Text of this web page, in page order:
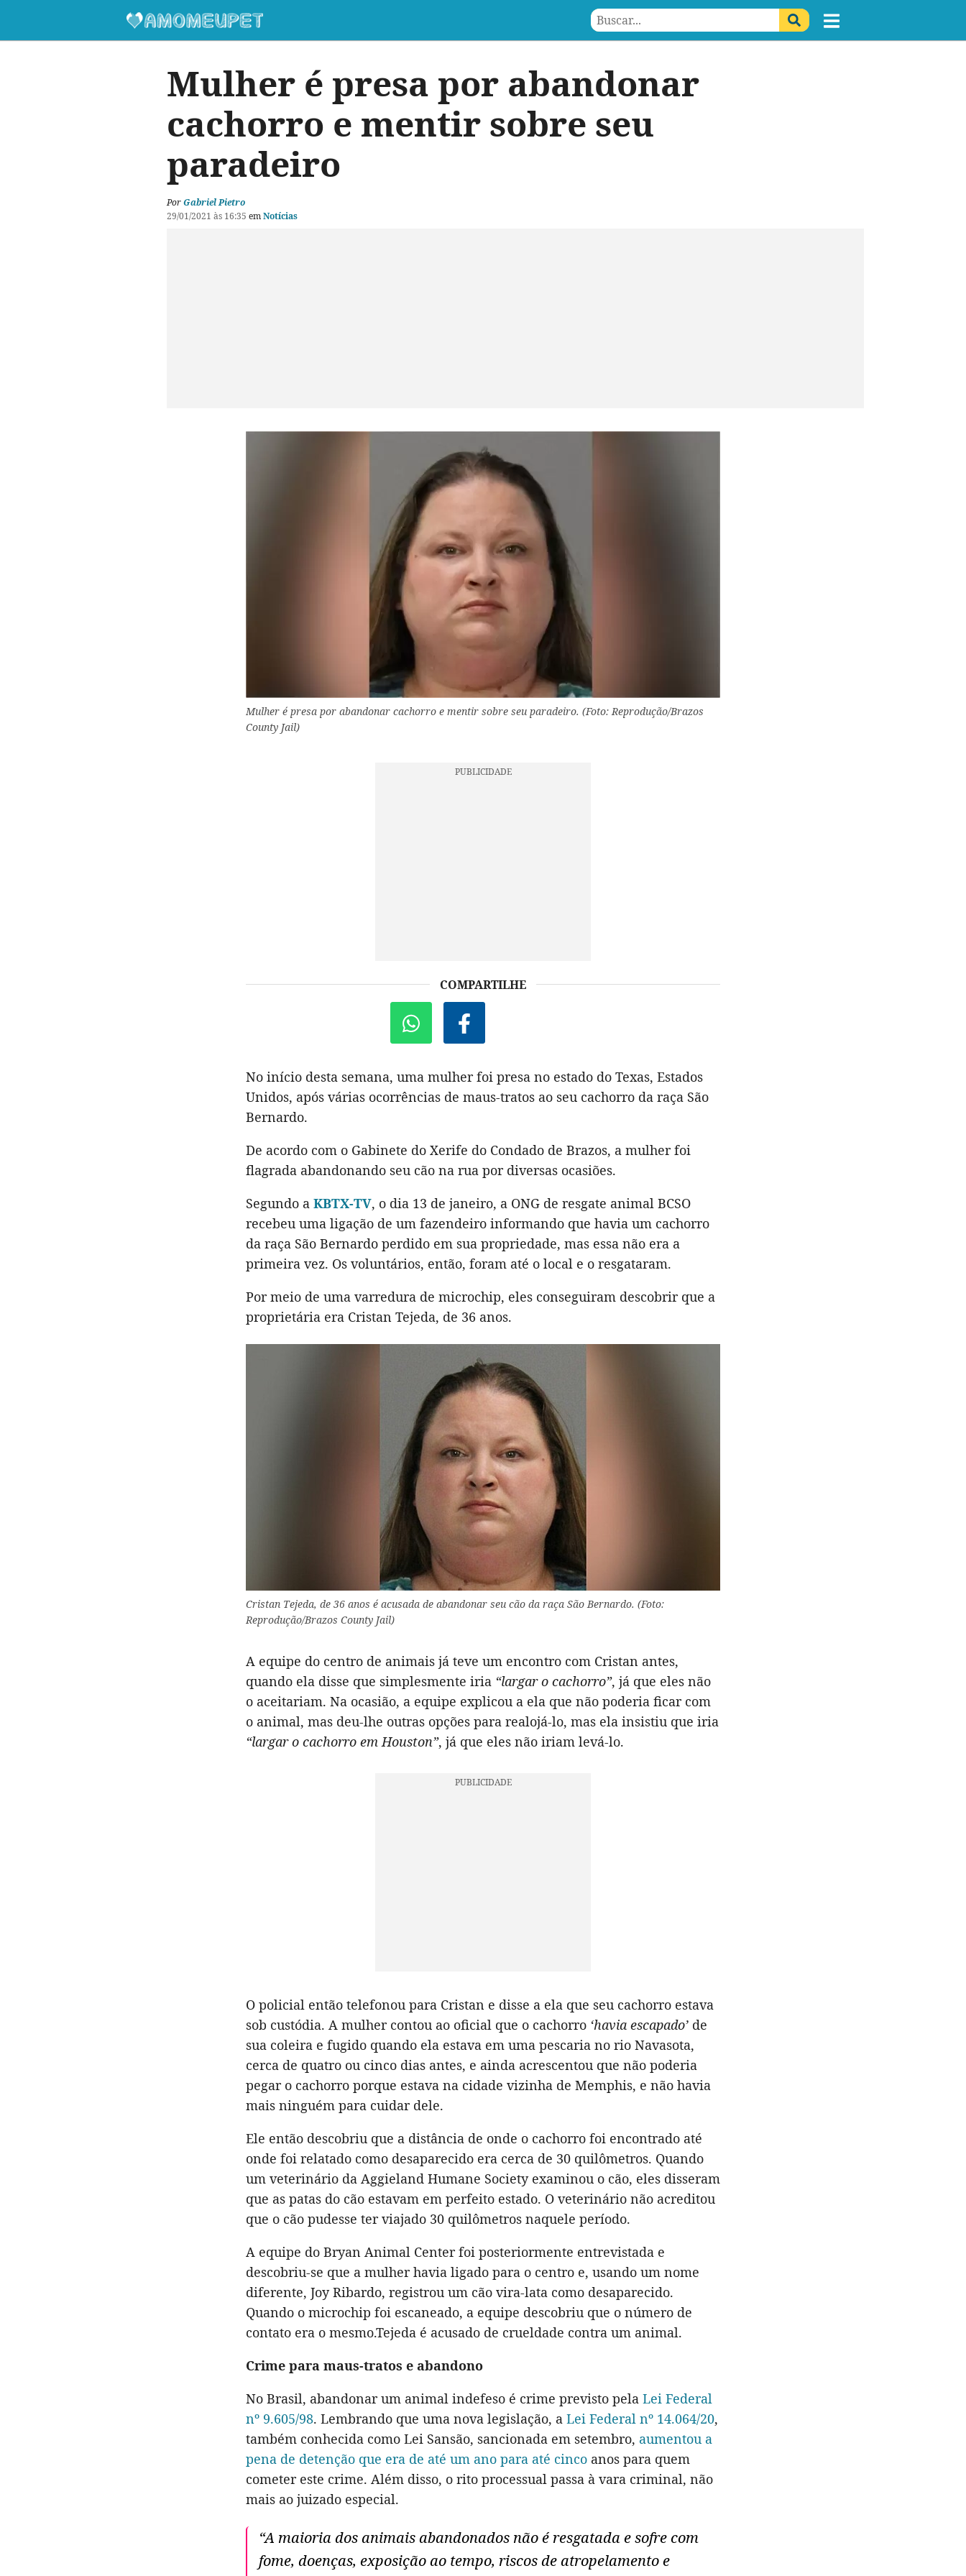
Mulher é presa por abandonar
cachorro e mentir sobre seu
paradeiro
PorGabriel Pietro
29/01/2021 às 16:35 emNotícias
Mulher é presa por abandonar cachorro e mentir sobre seu paradeiro. (Foto: Reprodução/Brazos
County Jail)
COMPARTILHE
No início desta semana, uma mulher foi presa no estado do Texas, Estados
Unidos, após várias ocorrências de maus-tratos ao seu cachorro da raça São
Bernardo.
De acordo com o Gabinete do Xerife do Condado de Brazos, a mulher foi
flagrada abandonando seu cão na rua por diversas ocasiões.
Segundo a KBTX-TV, o dia 13 de janeiro, a ONG de resgate animal BCSO
recebeu uma ligação de um fazendeiro informando que havia um cachorro
da raça São Bernardo perdido em sua propriedade, mas essa não era a
primeira vez. Os voluntários, então, foram até o local e o resgataram.
Por meio de uma varredura de microchip, eles conseguiram descobrir que a
proprietária era Cristan Tejeda, de 36 anos.
Cristan Tejeda, de 36 anos é acusada de abandonar seu cão da raça São Bernardo. (Foto:
Reprodução/Brazos County Jail)
A equipe do centro de animais já teve um encontro com Cristan antes,
quando ela disse que simplesmente iria “largar o cachorro”, já que eles não
o aceitariam. Na ocasião, a equipe explicou a ela que não poderia ficar com
o animal, mas deu-lhe outras opções para realojá-lo, mas ela insistiu que iria
“largar o cachorro em Houston”, já que eles não iriam levá-lo.
O policial então telefonou para Cristan e disse a ela que seu cachorro estava
sob custódia. A mulher contou ao oficial que o cachorro ‘havia escapado’ de
sua coleira e fugido quando ela estava em uma pescaria no rio Navasota,
cerca de quatro ou cinco dias antes, e ainda acrescentou que não poderia
pegar o cachorro porque estava na cidade vizinha de Memphis, e não havia
mais ninguém para cuidar dele.
Ele então descobriu que a distância de onde o cachorro foi encontrado até
onde foi relatado como desaparecido era cerca de 30 quilômetros. Quando
um veterinário da Aggieland Humane Society examinou o cão, eles disseram
que as patas do cão estavam em perfeito estado. O veterinário não acreditou
que o cão pudesse ter viajado 30 quilômetros naquele período.
A equipe do Bryan Animal Center foi posteriormente entrevistada e
descobriu-se que a mulher havia ligado para o centro e, usando um nome
diferente, Joy Ribardo, registrou um cão vira-lata como desaparecido.
Quando o microchip foi escaneado, a equipe descobriu que o número de
contato era o mesmo.Tejeda é acusado de crueldade contra um animal.
Crime para maus-tratos e abandono
No Brasil, abandonar um animal indefeso é crime previsto pela Lei Federal
nº 9.605/98. Lembrando que uma nova legislação, a Lei Federal nº 14.064/20,
também conhecida como Lei Sansão, sancionada em setembro, aumentou a
pena de detenção que era de até um ano para até cinco anos para quem
cometer este crime. Além disso, o rito processual passa à vara criminal, não
mais ao juizado especial.
“A maioria dos animais abandonados não é resgatada e sofre com
fome, doenças, exposição ao tempo, riscos de atropelamento e